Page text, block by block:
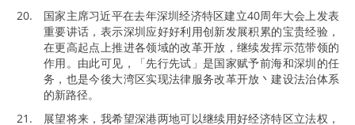
国家主席习近平在去年深圳经济特区建立40周年大会上发表
重要讲话，表示深圳应好好利用创新发展积累的宝贵经验，
在更高起点上推进各领域的改革开放，继续发挥示范带领的
作用。由此可见，「先行先试」是国家赋予前海和深圳的任
务，也是今後大湾区实现法律服务改革开放丶建设法治体系
的新路径。
展望将来，我希望深港两地可以继续用好经济特区立法权，